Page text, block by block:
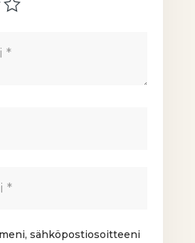
sähköpostiosoitteeni